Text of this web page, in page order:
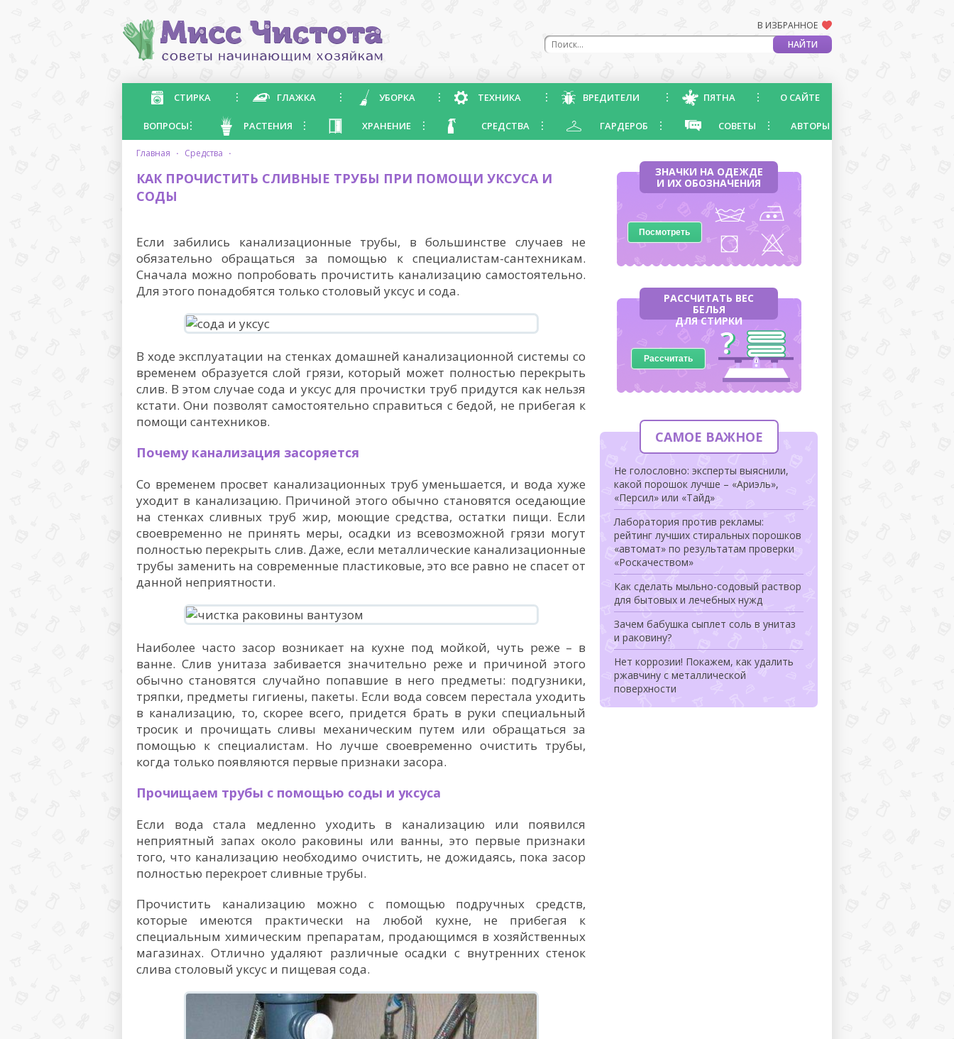
В ИЗБРАННОЕ
СТИРКА ГЛАЖКА УБОРКА ТЕХНИКА ВРЕДИТЕЛИ ПЯТНА О САЙТЕ
ВОПРОСЫ РАСТЕНИЯ ХРАНЕНИЕ СРЕДСТВА ГАРДЕРОБ СОВЕТЫ АВТОРЫ
главная · средства ·
КАК ПРОЧИСТИТЬ СЛИВНЫЕ ТРУБЫ ПРИ ПОМОЩИ УКСУСА И
СОДЫ
Если забились канализационные трубы, в большинстве случаев не
обязательно обращаться за помощью к специалистам-сантехникам.
Сначала можно попробовать прочистить канализацию самостоятельно.
Для этого понадобятся только столовый уксус и сода.
В ходе эксплуатации на стенках домашней канализационной системы со
временем образуется слой грязи, который может полностью перекрыть
слив. В этом случае сода и уксус для прочистки труб придутся как нельзя
кстати. Они позволят самостоятельно справиться с бедой, не прибегая к
помощи сантехников.
Почему канализация засоряется
Со временем просвет канализационных труб уменьшается, и вода хуже
уходит в канализацию. Причиной этого обычно становятся оседающие
на стенках сливных труб жир, моющие средства, остатки пищи. Если
своевременно не принять меры, осадки из всевозможной грязи могут
полностью перекрыть слив. Даже, если металлические канализационные
трубы заменить на современные пластиковые, это все равно не спасет от
данной неприятности.
Наиболее часто засор возникает на кухне под мойкой, чуть реже – в
ванне. Слив унитаза забивается значительно реже и причиной этого
обычно становятся случайно попавшие в него предметы: подгузники,
тряпки, предметы гигиены, пакеты. Если вода совсем перестала уходить
в канализацию, то, скорее всего, придется брать в руки специальный
тросик и прочищать сливы механическим путем или обращаться за
помощью к специалистам. Но лучше своевременно очистить трубы,
когда только появляются первые признаки засора.
Прочищаем трубы с помощью соды и уксуса
Если вода стала медленно уходить в канализацию или появился
неприятный запах около раковины или ванны, это первые признаки
того, что канализацию необходимо очистить, не дожидаясь, пока засор
полностью перекроет сливные трубы.
Прочистить канализацию можно с помощью подручных средств,
которые имеются практически на любой кухне, не прибегая к
специальным химическим препаратам, продающимся в хозяйственных
магазинах. Отлично удаляют различные осадки с внутренних стенок
слива столовый уксус и пищевая сода.
ЗНАЧКИ НА ОДЕЖДЕ
И ИХ ОБОЗНАЧЕНИЯ
Посмотреть
РАССЧИТАТЬ ВЕС
БЕЛЬЯ
ДЛЯ СТИРКИ
Рассчитать
САМОЕ ВАЖНОЕ
Не голословно: эксперты выяснили,
какой порошок лучше – «Ариэль»,
«Персил» или «Тайд»
Лаборатория против рекламы:
рейтинг лучших стиральных порошков
«автомат» по результатам проверки
«Роскачеством»
Как сделать мыльно-содовый раствор
для бытовых и лечебных нужд
Зачем бабушка сыплет соль в унитаз
и раковину?
Нет коррозии! Покажем, как удалить
ржавчину с металлической
поверхности